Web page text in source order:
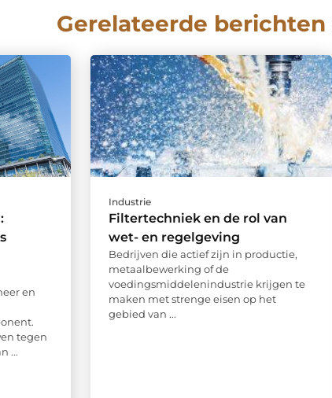
Gerelateerde berichten
en
tegen
...
Industrie
Filtertechniek en de rol van
wet- en regelgeving
Bedrijven die actief zijn in productie,
metaalbewerking of de
voedingsmiddelenindustrie krijgen te
maken met strenge eisen op het
gebied van ...